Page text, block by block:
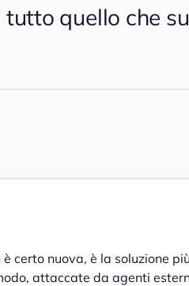
quello che
certo nuova, è la soluzione
attaccate da agenti